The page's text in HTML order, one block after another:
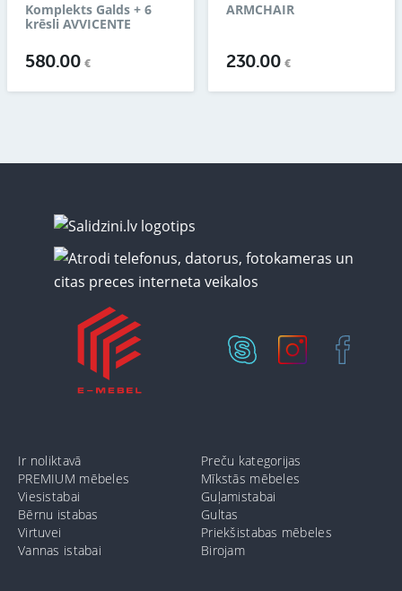
Komplekts Galds + 6
krēsli AVVICENTE
580.00€
ARMCHAIR
230.00€
Ir noliktavā
Preču kategorijas
PREMIUM mēbeles
Mīkstās mēbeles
Viesistabai
Guļamistabai
Bērnu istabas
Gultas
Virtuvei
Priekšistabas mēbeles
Vannas istabai
Birojam